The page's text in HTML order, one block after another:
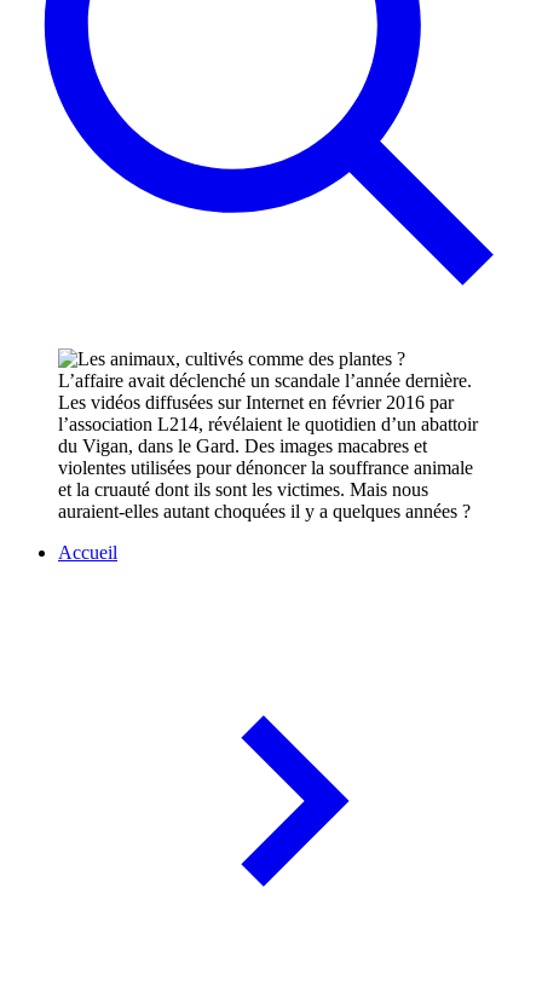
L’affaire avait déclenché un scandale l’année dernière.
Les vidéos diffusées sur Internet en février 2016 par
l’association L214, révélaient le quotidien d’un abattoir
du Vigan, dans le Gard. Des images macabres et
violentes utilisées pour dénoncer la souffrance animale
et la cruauté dont ils sont les victimes. Mais nous
auraient-elles autant choquées il y a quelques années ?
Accueil